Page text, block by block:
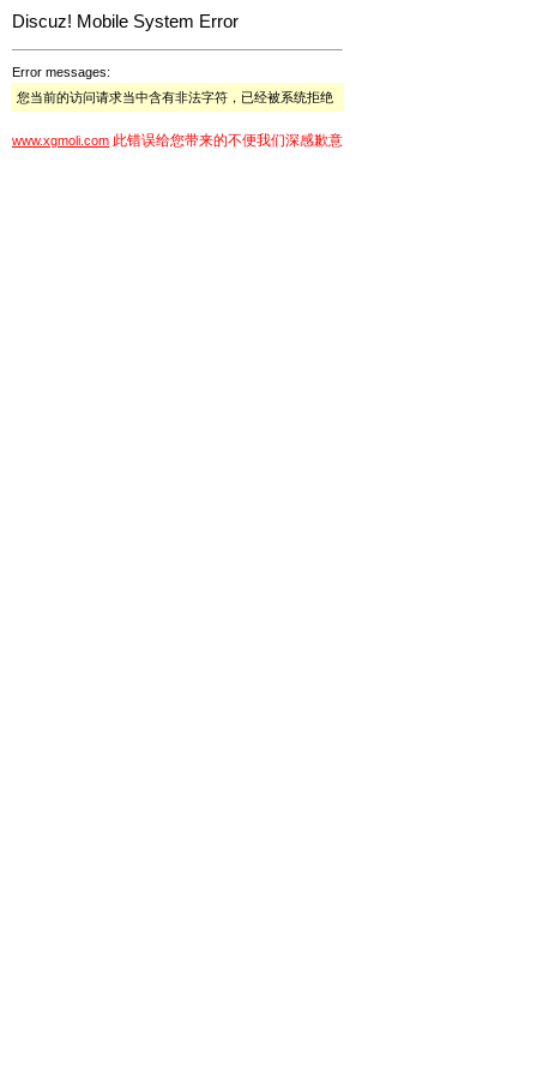
Discuz! Mobile System Error
Error messages:
您当前的访问请求当中含有非法字符，已经被系统拒绝
www.xgmoli.com 此错误给您带来的不便我们深感歉意